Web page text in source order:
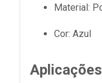
Material:
Cor: Azul